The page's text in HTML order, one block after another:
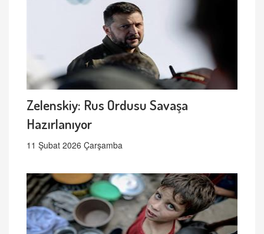
Zelenskiy: Rus Ordusu Savaşa
Hazırlanıyor
11 Şubat 2026 Çarşamba